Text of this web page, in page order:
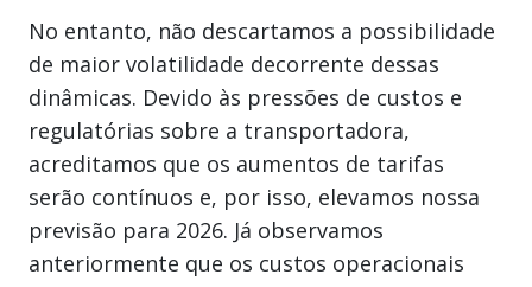
No entanto, não descartamos a possibilidade
de maior volatilidade decorrente dessas
dinâmicas. Devido às pressões de custos e
regulatórias sobre a transportadora,
acreditamos que os aumentos de tarifas
serão contínuos e, por isso, elevamos nossa
previsão para 2026. Já observamos
anteriormente que os custos operacionais